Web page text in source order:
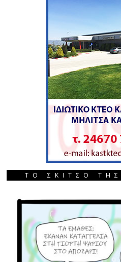
ΤΟ ΣΚΙΤΣΟ